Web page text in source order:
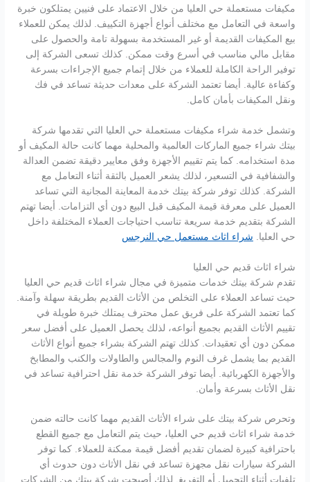
مكيفات مستعملة حي العليا من خلال الاعتماد على فنيين يمتلكون خبرة
واسعة في التعامل مع مختلف أنواع أجهزة التكييف. لذلك يمكن للعملاء
بيع المكيفات القديمة أو غير المستخدمة بسهولة تامة والحصول على
مقابل مالي مناسب في أسرع وقت ممكن. كذلك تسعى الشركة إلى
توفير الراحة الكاملة للعملاء من خلال إتمام جميع الإجراءات بسرعة
وكفاءة عالية. أيضا تعتمد الشركة على معدات حديثة تساعد في فك
ونقل المكيفات بأمان كامل.
وتشمل خدمة شراء مكيفات مستعملة حي العليا التي تقدمها شركة
بيتك شراء جميع الماركات العالمية والمحلية مهما كانت حالة المكيف أو
مدة استخدامه. كما يتم تقييم الأجهزة وفق معايير دقيقة تضمن العدالة
والشفافية في التسعير، لذلك يشعر العميل بالثقة أثناء التعامل مع
الشركة. كذلك توفر شركة بيتك خدمة المعاينة المجانية التي تساعد
العميل على معرفة قيمة المكيف قبل البيع دون أي التزامات. أيضا تهتم
الشركة بتقديم خدمة سريعة تناسب احتياجات العملاء المختلفة داخل
حي العليا. شراء اثاث مستعمل حي النرجس
شراء اثاث قديم حي العليا
تقدم شركة بيتك خدمات متميزة في مجال شراء اثاث قديم حي العليا
حيث تساعد العملاء على التخلص من الأثاث القديم بطريقة سهلة وآمنة.
كما تعتمد الشركة على فريق عمل محترف يمتلك خبرة طويلة في
تقييم الأثاث القديم بجميع أنواعه، لذلك يحصل العميل على أفضل سعر
ممكن دون أي تعقيدات. كذلك تهتم الشركة بشراء جميع أنواع الأثاث
القديم بما يشمل غرف النوم والمجالس والطاولات والكنب والمطابخ
والأجهزة الكهربائية. أيضا توفر الشركة خدمة نقل احترافية تساعد في
نقل الأثاث بسرعة وأمان.
وتحرص شركة بيتك على شراء الأثاث القديم مهما كانت حالته ضمن
خدمة شراء اثاث قديم حي العليا، حيث يتم التعامل مع جميع القطع
باحترافية كبيرة لضمان تقديم أفضل قيمة ممكنة للعملاء. كما توفر
الشركة سيارات نقل مجهزة تساعد في نقل الأثاث دون حدوث أي
تلفيات أثناء التحميل أو التفريغ. لذلك أصبحت شركة بيتك من الشركات